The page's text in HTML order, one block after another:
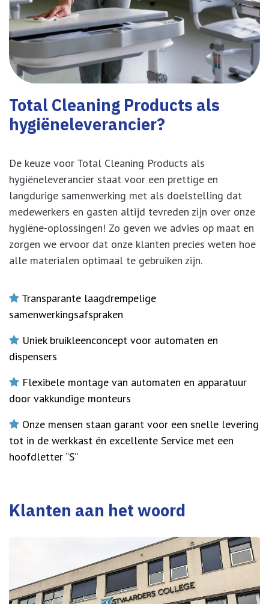
Total Cleaning Products als
hygiëneleverancier?
De keuze voor Total Cleaning Products als
hygiëneleverancier staat voor een prettige en
langdurige samenwerking met als doelstelling dat
medewerkers en gasten altijd tevreden zijn over onze
hygiëne-oplossingen! Zo geven we advies op maat en
zorgen we ervoor dat onze klanten precies weten hoe
alle materialen optimaal te gebruiken zijn.
Transparante laagdrempelige
samenwerkingsafspraken
Uniek bruikleenconcept voor automaten en
dispensers
Flexibele montage van automaten en apparatuur
door vakkundige monteurs
Onze mensen staan garant voor een snelle levering
tot in de werkkast én excellente Service met een
hoofdletter “S”
Klanten aan het woord